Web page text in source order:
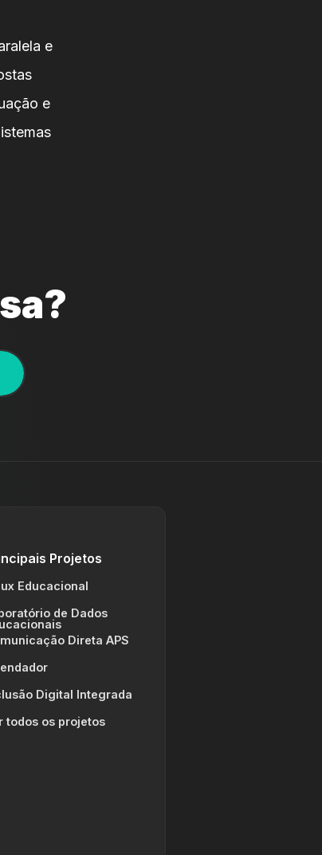
e
e
Projetos
Educacional
de Dados
Direta APS
Digital Integrada
todos os projetos